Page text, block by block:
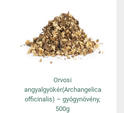
Orvosi
angyalgyökér(Archangelica
officinalis) – gyógynövény,
500g